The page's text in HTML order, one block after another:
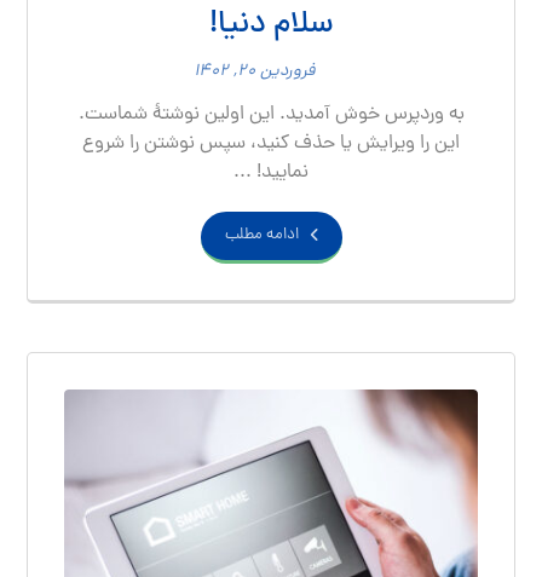
سلام دنیا!
فروردین ۲۰, ۱۴۰۲
به وردپرس خوش آمدید. این اولین نوشتهٔ شماست.
این را ویرایش یا حذف کنید، سپس نوشتن را شروع
نمایید! ...
ادامه مطلب